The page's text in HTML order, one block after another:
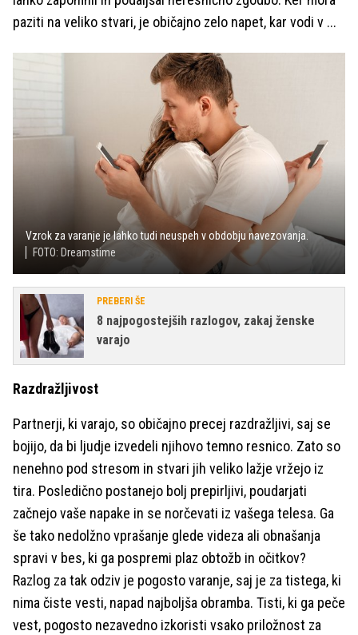
paziti na veliko stvari, je običajno zelo napet, kar vodi v ...
Vzrok za varanje je lahko tudi neuspeh v obdobju navezovanja.
FOTO: Dreamstime
PREBERI ŠE
8 najpogostejših razlogov, zakaj ženske
varajo
Razdražljivost
Partnerji, ki varajo, so običajno precej razdražljivi, saj se
bojijo, da bi ljudje izvedeli njihovo temno resnico. Zato so
nenehno pod stresom in stvari jih veliko lažje vržejo iz
tira. Posledično postanejo bolj prepirljivi, poudarjati
začnejo vaše napake in se norčevati iz vašega telesa. Ga
še tako nedolžno vprašanje glede videza ali obnašanja
spravi v bes, ki ga pospremi plaz obtožb in očitkov?
Razlog za tak odziv je pogosto varanje, saj je za tistega, ki
nima čiste vesti, napad najboljša obramba. Tisti, ki ga peče
vest, pogosto nezavedno izkoristi vsako priložnost za